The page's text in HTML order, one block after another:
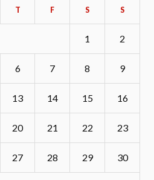
T F S S
1 2
6 7 8 9
13 14 15 16
20 21 22 23
27 28 29 30